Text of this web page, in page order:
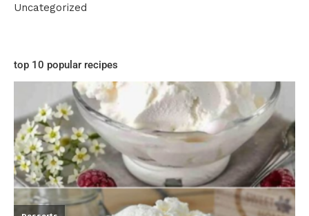
Uncategorized
top 10 popular recipes